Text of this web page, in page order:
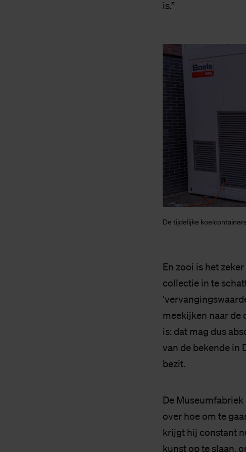
is.”
De tijdelijke
En zooi is het
collectie in te
meekijken naar de
is: dat mag dus
van de bekende in
bezit.
De
over hoe om te
krijgt hij constant
kunst op te slaan,